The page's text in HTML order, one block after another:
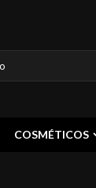
COSMÉTICOS